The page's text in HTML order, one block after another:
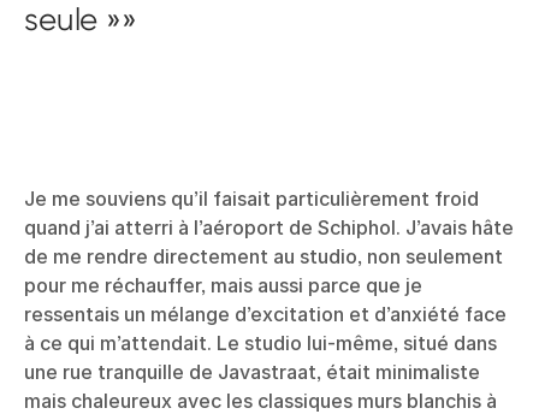
seule »
Je me souviens qu’il faisait particulièrement froid
quand j’ai atterri à l’aéroport de Schiphol. J’avais hâte
de me rendre directement au studio, non seulement
pour me réchauffer, mais aussi parce que je
ressentais un mélange d’excitation et d’anxiété face
à ce qui m’attendait. Le studio lui-même, situé dans
une rue tranquille de Javastraat, était minimaliste
mais chaleureux avec les classiques murs blanchis à